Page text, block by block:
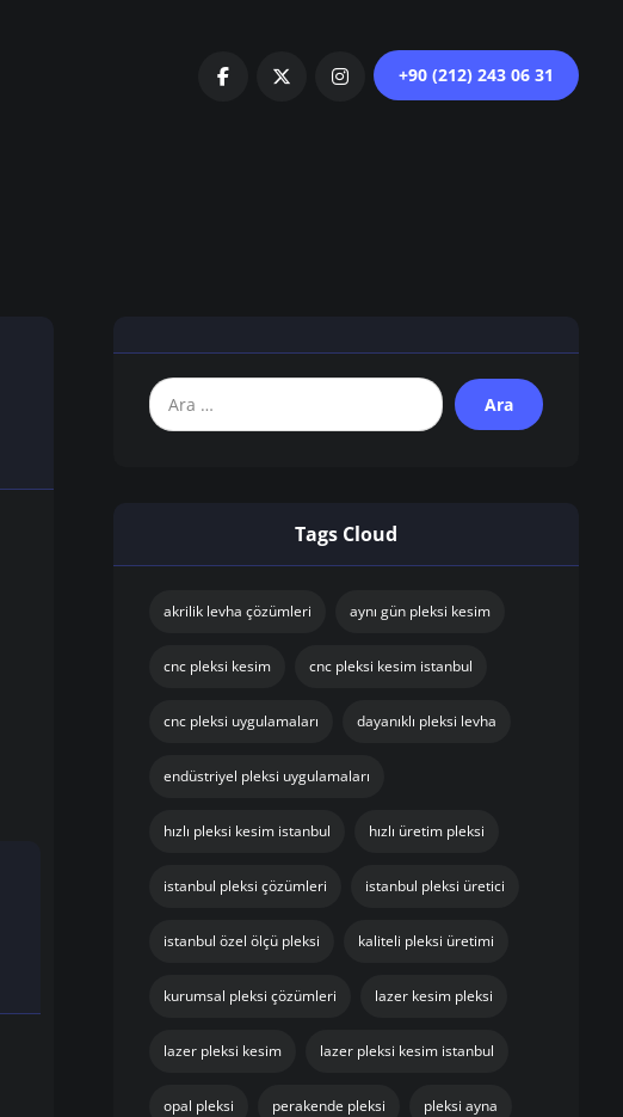
+90 (212) 243 06 31
Tags Cloud
akrilik levha çözümleri aynı gün pleksi kesim
cnc pleksi kesim cnc pleksi kesim istanbul
cnc pleksi uygulamaları dayanıklı pleksi levha
endüstriyel pleksi uygulamaları
hızlı pleksi kesim istanbul hızlı üretim pleksi
istanbul pleksi çözümleri istanbul pleksi üretici
istanbul özel ölçü pleksi kaliteli pleksi üretimi
kurumsal pleksi çözümleri lazer kesim pleksi
lazer pleksi kesim lazer pleksi kesim istanbul
opal pleksi perakende pleksi pleksi ayna